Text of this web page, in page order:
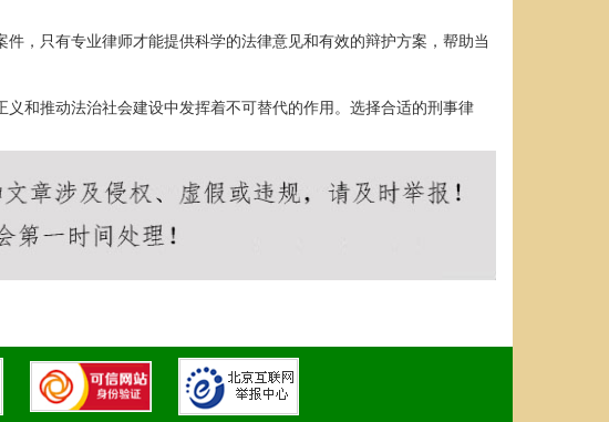
，只有专业律师才能提供科学的法律意见和有效的辩护方案，帮助当
和推动法治社会建设中发挥着不可替代的作用。选择合适的刑事律